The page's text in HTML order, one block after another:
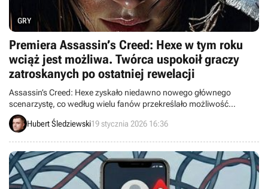
GRY
Premiera Assassin’s Creed: Hexe w tym roku
wciąż jest możliwa. Twórca uspokoił graczy
zatroskanych po ostatniej rewelacji
Assassin’s Creed: Hexe zyskało niedawno nowego głównego
scenarzystę, co według wielu fanów przekreślało możliwość
premiery gry w tym roku. Ubisoft może mieć jednak zupełnie inne
plany.Hubert Śledziewski19 stycznia 2026 16:36